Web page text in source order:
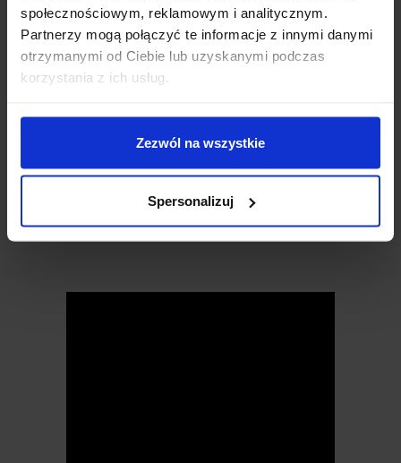
społecznościowym, reklamowym i analitycznym.
Partnerzy mogą połączyć te informacje z innymi danymi
otrzymanymi od Ciebie lub uzyskanymi podczas
korzystania z ich usług.
Zezwól na wszystkie
Spersonalizuj
Sprawność:do 90 %
Tętnienia i szumy na wyjściu:30 – 80 mV
Pobór mocy bez obciążenia:
~ 0,025 W
≥ 3 500 000 godzin
Temperatura pracy: -40 °C do +85 °C
PRZYDATNE LINKI: